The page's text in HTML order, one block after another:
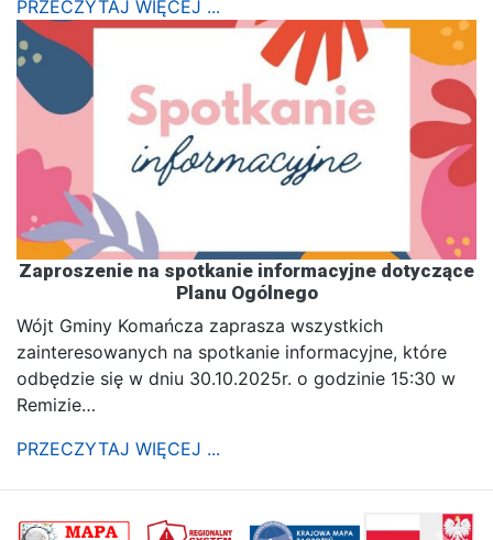
PRZECZYTAJ WIĘCEJ ...
Zaproszenie na spotkanie informacyjne dotyczące
Planu Ogólnego
Wójt Gminy Komańcza zaprasza wszystkich
zainteresowanych na spotkanie informacyjne, które
odbędzie się w dniu 30.10.2025r. o godzinie 15:30 w
Remizie…
PRZECZYTAJ WIĘCEJ ...